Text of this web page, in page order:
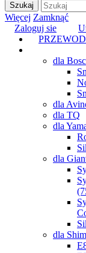
Szukaj
Więcej Zamknąć
Zaloguj sie
dla
dla
dla TQ
dla
dla
dla